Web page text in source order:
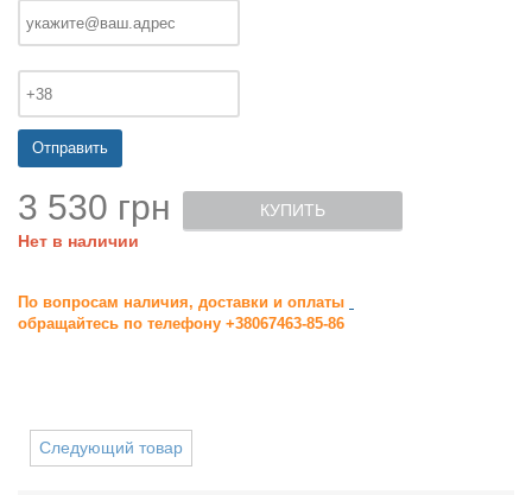
Отправить
3 530 грн
Нет в наличии
КУПИТЬ
По вопросам наличия, доставки и оплаты
обращайтесь по телефону +38067463-85-86
Следующий товар